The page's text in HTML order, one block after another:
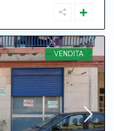
VENDITA